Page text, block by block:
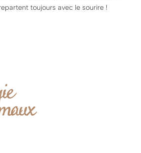
toujours avec le sourire !